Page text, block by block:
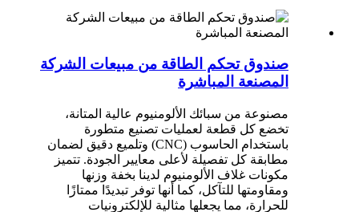
صندوق تحكم الطاقة من مبيعات الشركة
المصنعة المباشرة
مصنوعة من سبائك الألومنيوم عالية المتانة،
تخضع كل قطعة لعمليات تصنيع متطورة
باستخدام الحاسوب (CNC) وتلميع دقيق لضمان
مطابقة كل تفصيلة لأعلى معايير الجودة. تتميز
مكونات غلاف الألومنيوم لدينا بخفة وزنها
ومقاومتها للتآكل، كما أنها توفر تبديدًا ممتازًا
للحرارة، مما يجعلها مثالية للإلكترونيات